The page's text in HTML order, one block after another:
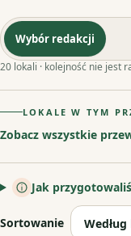
Wybór redakcji
20 lokali · kolejność nie jest
LOKALE W TYM
Zobacz wszystkie
Jak
Sortowanie